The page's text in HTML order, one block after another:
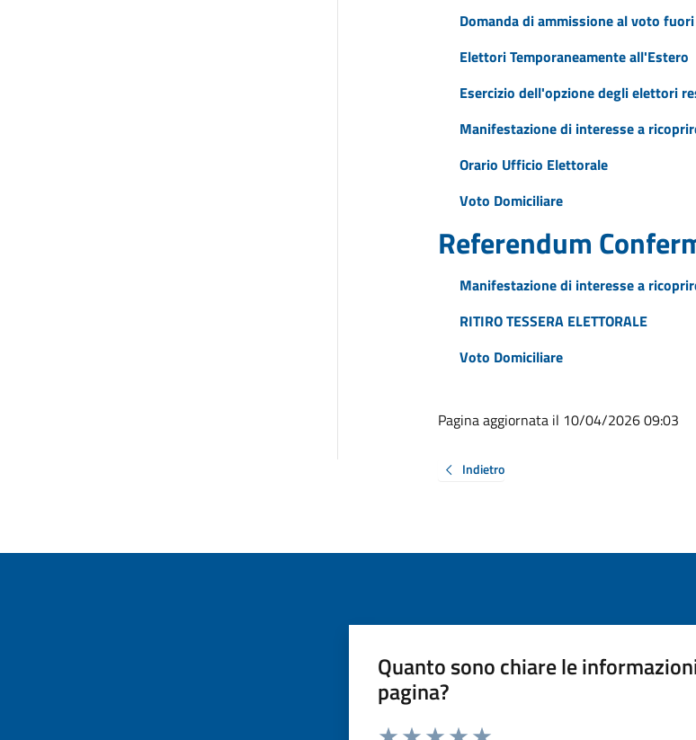
Domanda di ammissione al voto
Elettori Temporaneamente all'Estero
Esercizio dell'opzione degli elettori
Manifestazione di interesse a
Orario Ufficio Elettorale
Voto Domiciliare
Referendum
Manifestazione di interesse a
RITIRO TESSERA ELETTORALE
Voto Domiciliare
Pagina aggiornata il 10/04/2026 09:03
Indietro
Quanto sono chiare le
pagina?
Valuta da 1 a 5 stelle la pagina